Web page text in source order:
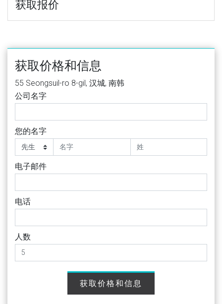
获取报价
获取价格和信息
55 Seongsuil-ro 8-gil, 汉城, 南韩
公司名字
您的名字
电子邮件
电话
人数
获取价格和信息